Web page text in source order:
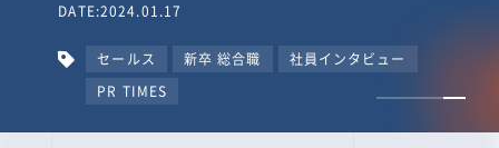
DATE:2023.09.08
カルチャー CxO キャリア入社 Jooto